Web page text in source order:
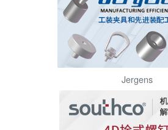
Jergens